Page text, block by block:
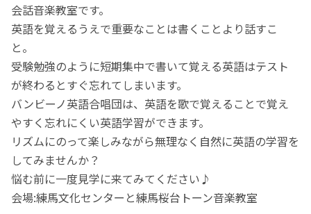
会話音楽教室です。
英語を覚えるうえで重要なことは書くことより話すこ
と。
受験勉強のように短期集中で書いて覚える英語はテスト
が終わるとすぐ忘れてしまいます。
バンビーノ英語合唱団は、英語を歌で覚えることで覚え
やすく忘れにくい英語学習ができます。
リズムにのって楽しみながら無理なく自然に英語の学習を
してみませんか？
悩む前に一度見学に来てみてください♪
会場:練馬文化センターと練馬桜台トーン音楽教室